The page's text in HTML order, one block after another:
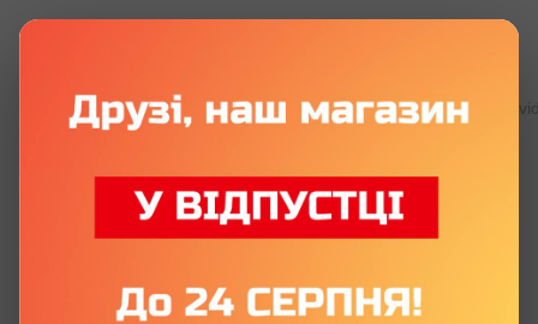
Всі пластикові посвідчення Всі пластикові посвідчення
тато у світі» з фото
TT6600043 1 відгук